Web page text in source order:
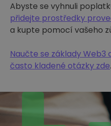
Abyste se vyhnuli
přidejte prostředky
a kupte pomocí vašeho
Naučte se základy Web3
často kladené otázky zde.